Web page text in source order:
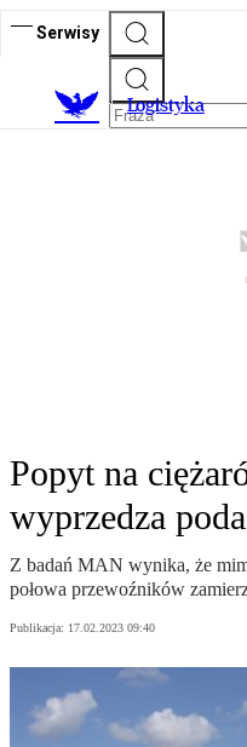
Serwisy
Logistyka
Popyt na
wyprzedza
Z badań MAN wynika, że
połowa przewoźników
Publikacja: 17.02.2023 09:40